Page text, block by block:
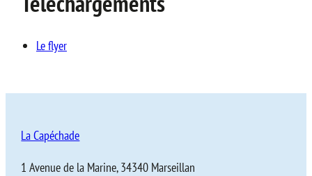
Le flyer
La Capéchade
1 Avenue de la Marine, 34340 Marseillan